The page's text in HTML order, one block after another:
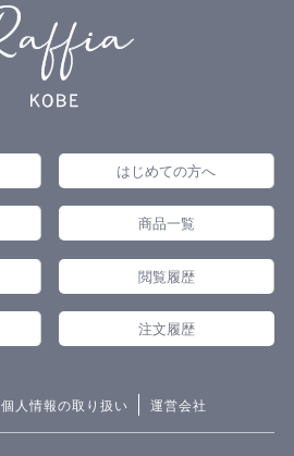
はじめての方へ
商品一覧
閲覧履歴
注文履歴
個人情報の取り扱い 運営会社